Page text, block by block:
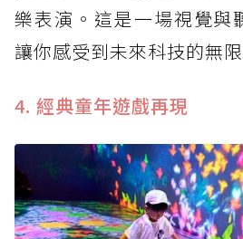
樂表演。這是一場視覺與
讓你感受到未來科技的無限
4. 經典童年遊戲再現